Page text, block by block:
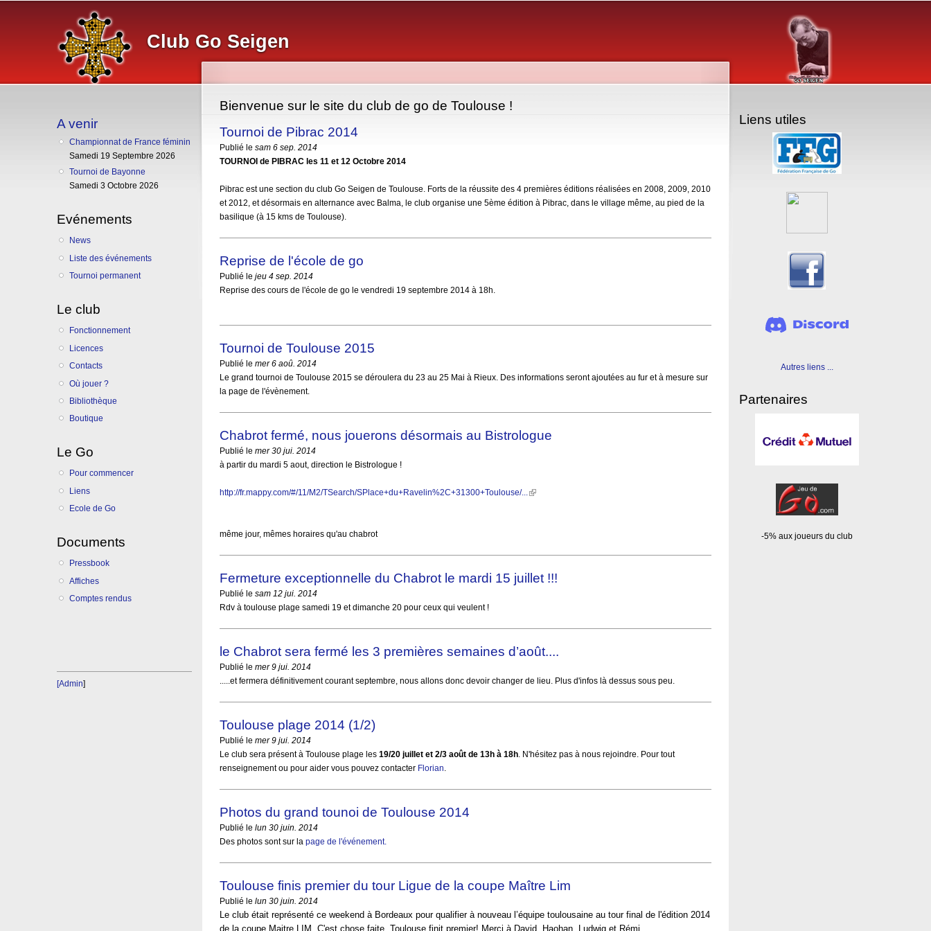
Club Go Seigen
A venir
Championnat de France féminin
Samedi 19 Septembre 2026
Tournoi de Bayonne
Samedi 3 Octobre 2026
Evénements
News
Liste des événements
Tournoi permanent
Le club
Fonctionnement
Licences
Contacts
Où jouer ?
Bibliothèque
Boutique
Le Go
Pour commencer
Liens
Ecole de Go
Documents
Pressbook
Affiches
Comptes rendus
[Admin]
Bienvenue sur le site du club de go de Toulouse !
Tournoi de Pibrac 2014
Publié le sam 6 sep. 2014
TOURNOI de PIBRAC les 11 et 12 Octobre 2014
Pibrac est une section du club Go Seigen de Toulouse. Forts de la réussite des 4 premières éditions réalisées en 2008, 2009, 2010
et 2012, et désormais en alternance avec Balma, le club organise une 5ème édition à Pibrac, dans le village même, au pied de la
basilique (à 15 kms de Toulouse).
Reprise de l'école de go
Publié le jeu 4 sep. 2014
Reprise des cours de l'école de go le vendredi 19 septembre 2014 à 18h.
Tournoi de Toulouse 2015
Publié le mer 6 aoû. 2014
Le grand tournoi de Toulouse 2015 se déroulera du 23 au 25 Mai à Rieux. Des informations seront ajoutées au fur et à mesure sur
la page de l'évènement.
Chabrot fermé, nous jouerons désormais au Bistrologue
Publié le mer 30 jui. 2014
à partir du mardi 5 aout, direction le Bistrologue !
http://fr.mappy.com/#/11/M2/TSearch/SPlace+du+Ravelin%2C+31300+Toulouse/...(link is external)
même jour, mêmes horaires qu'au chabrot
Fermeture exceptionnelle du Chabrot le mardi 15 juillet !!!
Publié le sam 12 jui. 2014
Rdv à toulouse plage samedi 19 et dimanche 20 pour ceux qui veulent !
le Chabrot sera fermé les 3 premières semaines d’août....
Publié le mer 9 jui. 2014
.....et fermera définitivement courant septembre, nous allons donc devoir changer de lieu. Plus d'infos là dessus sous peu.
Toulouse plage 2014 (1/2)
Publié le mer 9 jui. 2014
Le club sera présent à Toulouse plage les 19/20 juillet et 2/3 août de 13h à 18h. N'hésitez pas à nous rejoindre. Pour tout
renseignement ou pour aider vous pouvez contacter Florian.
Photos du grand tounoi de Toulouse 2014
Publié le lun 30 juin. 2014
Des photos sont sur la page de l'événement.
Toulouse finis premier du tour Ligue de la coupe Maître Lim
Publié le lun 30 juin. 2014
Le club était représenté ce weekend à Bordeaux pour qualifier à nouveau l’équipe toulousaine au tour final de l'édition 2014
de la coupe Maitre LIM. C'est chose faite, Toulouse finit premier! Merci à David, Haohan, Ludwig et Rémi.
Liens utiles
Autres liens ...
Partenaires
-5% aux joueurs du club